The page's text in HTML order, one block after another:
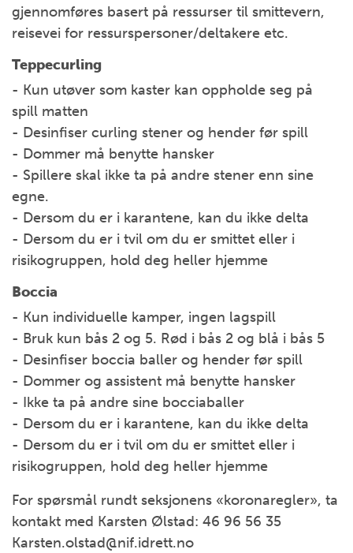
gjennomføres basert på ressurser til smittevern,
reisevei for ressurspersoner/deltakere etc.
Teppecurling
- Kun utøver som kaster kan oppholde seg på
spill matten
- Desinfiser curling stener og hender før spill
- Dommer må benytte hansker
- Spillere skal ikke ta på andre stener enn sine
egne.
- Dersom du er i karantene, kan du ikke delta
- Dersom du er i tvil om du er smittet eller i
risikogruppen, hold deg heller hjemme
Boccia
- Kun individuelle kamper, ingen lagspill
- Bruk kun bås 2 og 5. Rød i bås 2 og blå i bås 5
- Desinfiser boccia baller og hender før spill
- Dommer og assistent må benytte hansker
- Ikke ta på andre sine bocciaballer
- Dersom du er i karantene, kan du ikke delta
- Dersom du er i tvil om du er smittet eller i
risikogruppen, hold deg heller hjemme
For spørsmål rundt seksjonens «koronaregler», ta
kontakt med Karsten Ølstad: 46 96 56 35
Karsten.olstad@nif.idrett.no